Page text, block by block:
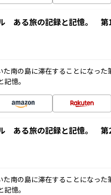
ある旅の記録と記憶。 第
た南の島に滞在することになっ
憶。
ある旅の記録と記憶。 第
た南の島に滞在することになっ
憶。